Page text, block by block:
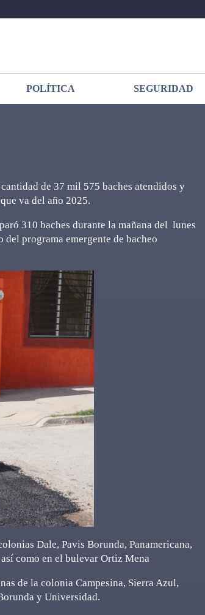
POLÍTICA SEGURIDAD
de 37 mil 575 baches atendidos y
va del año 2025.
310 baches durante la mañana del lunes
programa emergente de bacheo
Dale, Pavis Borunda, Panamericana,
como en el bulevar Ortiz Mena
de la colonia Campesina, Sierra Azul,
y Universidad.